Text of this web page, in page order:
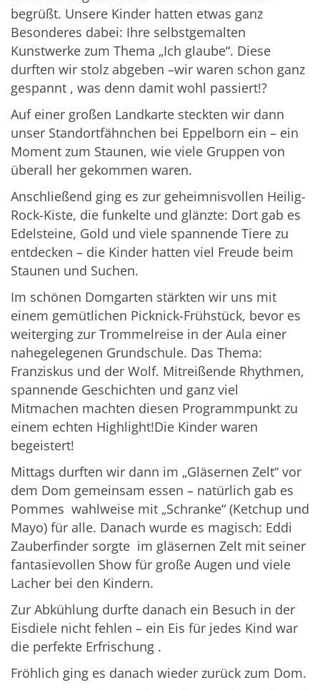
begrüßt. Unsere Kinder hatten etwas ganz
Besonderes dabei: Ihre selbstgemalten
Kunstwerke zum Thema „Ich glaube“. Diese
durften wir stolz abgeben –wir waren schon ganz
gespannt , was denn damit wohl passiert!?
Auf einer großen Landkarte steckten wir dann
unser Standortfähnchen bei Eppelborn ein – ein
Moment zum Staunen, wie viele Gruppen von
überall her gekommen waren.
Anschließend ging es zur geheimnisvollen Heilig-
Rock-Kiste, die funkelte und glänzte: Dort gab es
Edelsteine, Gold und viele spannende Tiere zu
entdecken – die Kinder hatten viel Freude beim
Staunen und Suchen.
Im schönen Domgarten stärkten wir uns mit
einem gemütlichen Picknick-Frühstück, bevor es
weiterging zur Trommelreise in der Aula einer
nahegelegenen Grundschule. Das Thema:
Franziskus und der Wolf. Mitreißende Rhythmen,
spannende Geschichten und ganz viel
Mitmachen machten diesen Programmpunkt zu
einem echten Highlight!Die Kinder waren
begeistert!
Mittags durften wir dann im „Gläsernen Zelt“ vor
dem Dom gemeinsam essen – natürlich gab es
Pommes wahlweise mit „Schranke“ (Ketchup und
Mayo) für alle. Danach wurde es magisch: Eddi
Zauberfinder sorgte im gläsernen Zelt mit seiner
fantasievollen Show für große Augen und viele
Lacher bei den Kindern.
Zur Abkühlung durfte danach ein Besuch in der
Eisdiele nicht fehlen – ein Eis für jedes Kind war
die perfekte Erfrischung .
Fröhlich ging es danach wieder zurück zum Dom.